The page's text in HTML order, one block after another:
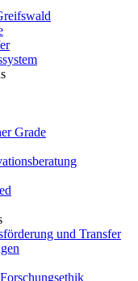
Grade
und Transfer